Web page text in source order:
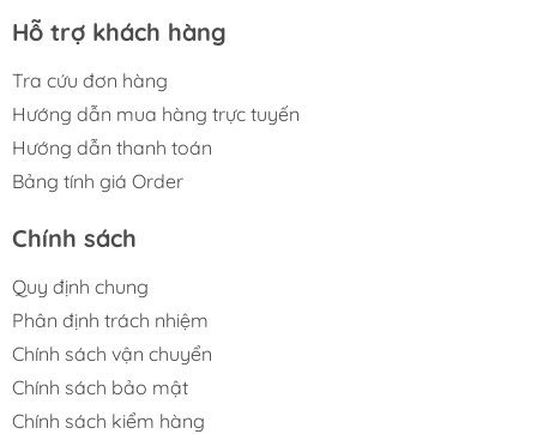
Hỗ trợ khách hàng
Tra cứu đơn hàng
Hướng dẫn mua hàng trực tuyến
Hướng dẫn thanh toán
Bảng tính giá Order
Chính sách
Quy định chung
Phân định trách nhiệm
Chính sách vận chuyển
Chính sách bảo mật
Chính sách kiểm hàng